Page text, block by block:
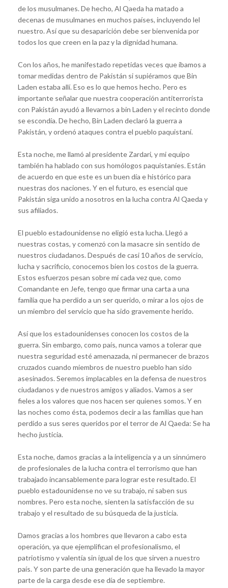
de los musulmanes. De hecho, Al Qaeda ha matado a
decenas de musulmanes en muchos países, incluyendo lel
nuestro. Así que su desaparición debe ser bienvenida por
todos los que creen en la paz y la dignidad humana.
Con los años, he manifestado repetidas veces que íbamos a
tomar medidas dentro de Pakistán si supiéramos que Bin
Laden estaba allí. Eso es lo que hemos hecho. Pero es
importante señalar que nuestra cooperación antiterrorista
con Pakistán ayudó a llevarnos a bin Laden y el recinto donde
se escondía. De hecho, Bin Laden declaró la guerra a
Pakistán, y ordenó ataques contra el pueblo paquistaní.
Esta noche, me llamó al presidente Zardari, y mi equipo
también ha hablado con sus homólogos paquistaníes. Están
de acuerdo en que este es un buen día e histórico para
nuestras dos naciones. Y en el futuro, es esencial que
Pakistán siga unido a nosotros en la lucha contra Al Qaeda y
sus afiliados.
El pueblo estadounidense no eligió esta lucha. Llegó a
nuestras costas, y comenzó con la masacre sin sentido de
nuestros ciudadanos. Después de casi 10 años de servicio,
lucha y sacrificio, conocemos bien los costos de la guerra.
Estos esfuerzos pesan sobre mí cada vez que, como
Comandante en Jefe, tengo que firmar una carta a una
familia que ha perdido a un ser querido, o mirar a los ojos de
un miembro del servicio que ha sido gravemente herido.
Así que los estadounidenses conocen los costos de la
guerra. Sin embargo, como país, nunca vamos a tolerar que
nuestra seguridad esté amenazada, ni permanecer de brazos
cruzados cuando miembros de nuestro pueblo han sido
asesinados. Seremos implacables en la defensa de nuestros
ciudadanos y de nuestros amigos y aliados. Vamos a ser
fieles a los valores que nos hacen ser quienes somos. Y en
las noches como ésta, podemos decir a las familias que han
perdido a sus seres queridos por el terror de Al Qaeda: Se ha
hecho justicia.
Esta noche, damos gracias a la inteligencia y a un sinnúmero
de profesionales de la lucha contra el terrorismo que han
trabajado incansablemente para lograr este resultado. El
pueblo estadounidense no ve su trabajo, ni saben sus
nombres. Pero esta noche, sienten la satisfacción de su
trabajo y el resultado de su búsqueda de la justicia.
Damos gracias a los hombres que llevaron a cabo esta
operación, ya que ejemplifican el profesionalismo, el
patriotismo y valentía sin igual de los que sirven a nuestro
país. Y son parte de una generación que ha llevado la mayor
parte de la carga desde ese día de septiembre.